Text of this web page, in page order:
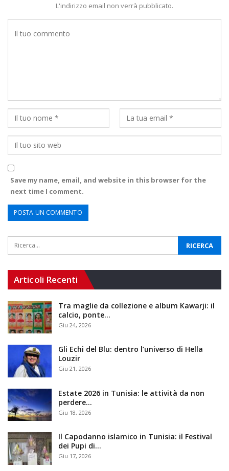
L'indirizzo email non verrà pubblicato.
Save my name, email, and website in this browser for the
next time I comment.
Articoli Recenti
Tra maglie da collezione e album Kawarji: il
calcio, ponte…
Giu 24, 2026
Gli Echi del Blu: dentro l’universo di Hella
Louzir
Giu 21, 2026
Estate 2026 in Tunisia: le attività da non
perdere…
Giu 18, 2026
Il Capodanno islamico in Tunisia: il Festival
dei Pupi di…
Giu 17, 2026